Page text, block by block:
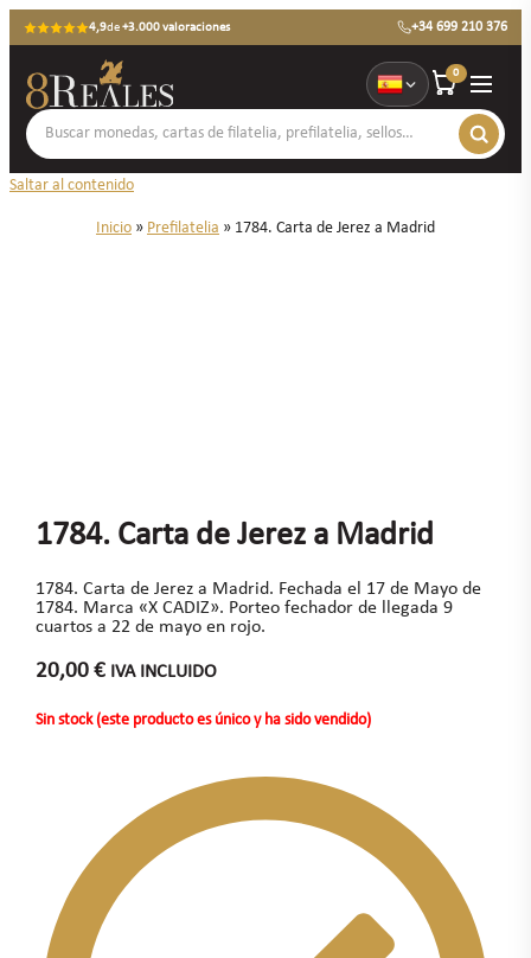
4,9de+3.000 valoraciones +34 699 210 376
0
Saltar al contenido
Inicio » Prefilatelia » 1784. Carta de Jerez a Madrid
1784. Carta de Jerez a Madrid
1784. Carta de Jerez a Madrid. Fechada el 17 de Mayo de
1784. Marca «X CADIZ». Porteo fechador de llegada 9
cuartos a 22 de mayo en rojo.
20,00 € IVA INCLUIDO
Sin stock (este producto es único y ha sido vendido)